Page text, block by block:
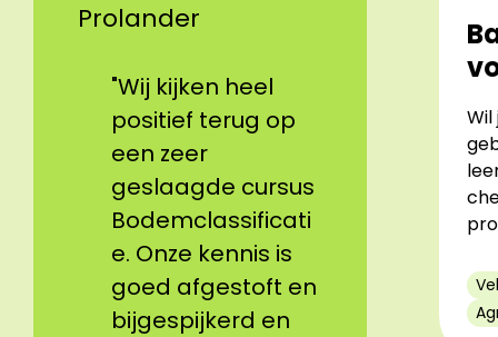
Prolander
"Wij kijken heel
positief terug op
een zeer
geslaagde cursus
Bodemclassificati
e. Onze kennis is
goed afgestoft en
bijgespijkerd en